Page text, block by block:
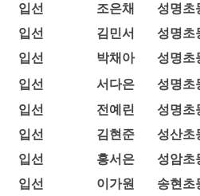
입선
조은채
성명초
입선
김민서
성명초
입선
박채아
성명초
입선
서다은
성명초
입선
전예린
성명초
입선
김현준
성산초
입선
홍서은
성암초
입선
이가원 송현초